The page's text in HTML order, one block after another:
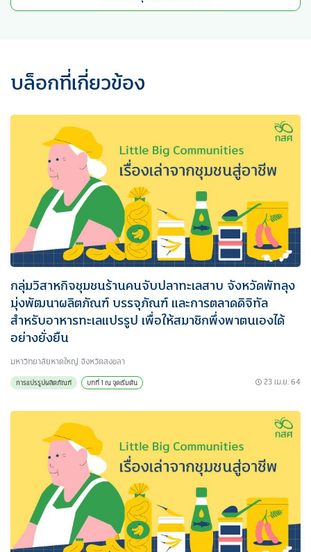
บล็อกที่เกี่ยวข้อง
กลุ่มวิสาหกิจชุมชนร้านคนจับปลาทะเลสาบ จังหวัดพัทลุง
มุ่งพัฒนาผลิตภัณฑ์ บรรจุภัณฑ์ และการตลาดดิจิทัล
สำหรับอาหารทะเลแปรรูป เพื่อให้สมาชิกพึ่งพาตนเองได้
อย่างยั่งยืน
มหาวิทยาลัยหาดใหญ่ จังหวัดสงขลา
การแปรรูปผลิตภัณฑ์ บทที่ 1 ณ จุดเริ่มต้น 23 เม.ย. 64